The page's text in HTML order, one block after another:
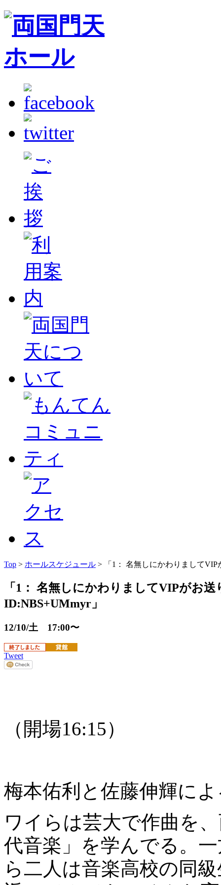
Top > ホールスケジュール > 「1： 名無しにかわりましてVIP
「1： 名無しにかわりましてVIPがお送
ID:NBS+UMmyr」
12/10/土 17:00〜
Tweet
（開場16:15）
梅本佑利と佐藤伸輝に
ワイらは芸大で作曲を
代音楽」を学んでる。
ら二人は音楽高校の同